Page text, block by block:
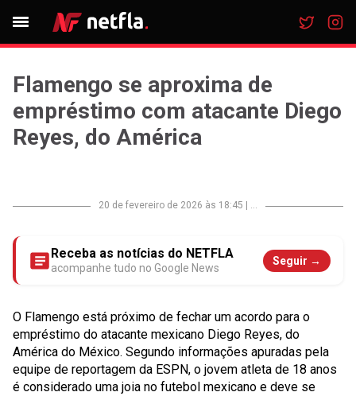
Flamengo se aproxima de
empréstimo com atacante Diego
Reyes, do América
20 de fevereiro de 2026 às 18:45 ...
Receba as notícias do NETFLA
acompanhe tudo no Google News
Seguir →
O Flamengo está próximo de fechar um acordo para o
empréstimo do atacante mexicano Diego Reyes, do
América do México. Segundo informações apuradas pela
equipe de reportagem da ESPN, o jovem atleta de 18 anos
é considerado uma joia no futebol mexicano e deve se